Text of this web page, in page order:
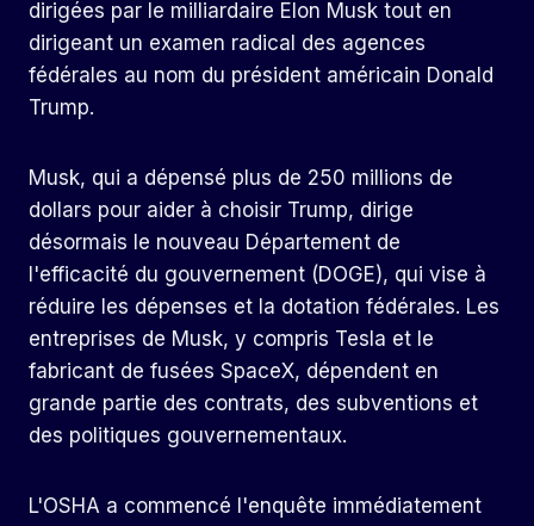
dirigées par le milliardaire Elon Musk tout en
dirigeant un examen radical des agences
fédérales au nom du président américain Donald
Trump.
Musk, qui a dépensé plus de 250 millions de
dollars pour aider à choisir Trump, dirige
désormais le nouveau Département de
l'efficacité du gouvernement (DOGE), qui vise à
réduire les dépenses et la dotation fédérales. Les
entreprises de Musk, y compris Tesla et le
fabricant de fusées SpaceX, dépendent en
grande partie des contrats, des subventions et
des politiques gouvernementaux.
L'OSHA a commencé l'enquête immédiatement